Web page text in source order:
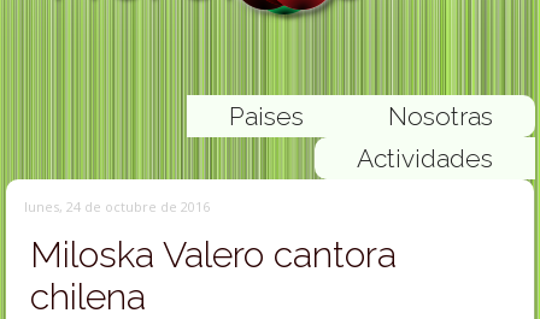
Nosotras
Paises
Actividades
lunes, 24 de octubre de 2016
Miloska Valero cantora
chilena